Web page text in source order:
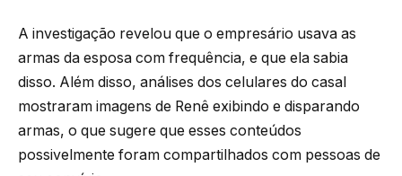
A investigação revelou que o empresário usava as
armas da esposa com frequência, e que ela sabia
disso. Além disso, análises dos celulares do casal
mostraram imagens de Renê exibindo e disparando
armas, o que sugere que esses conteúdos
possivelmente foram compartilhados com pessoas de